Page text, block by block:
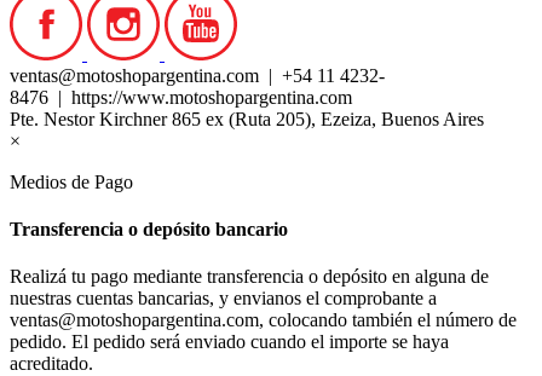
ventas@motoshopargentina.com | +54 11 4232-
8476 | https://www.motoshopargentina.com
Pte. Nestor Kirchner 865 ex (Ruta 205), Ezeiza, Buenos Aires
×
Medios de Pago
Transferencia o depósito bancario
Realizá tu pago mediante transferencia o depósito en alguna de
nuestras cuentas bancarias, y envianos el comprobante a
ventas@motoshopargentina.com, colocando también el número de
pedido. El pedido será enviado cuando el importe se haya
acreditado.